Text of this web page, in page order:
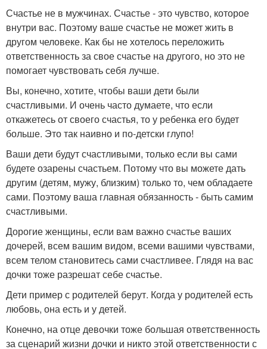
Счастье не в мужчинах. Счастье - это чувство, которое
внутри вас. Поэтому ваше счастье не может жить в
другом человеке. Как бы не хотелось переложить
ответственность за свое счастье на другого, но это не
помогает чувствовать себя лучше.
Вы, конечно, хотите, чтобы ваши дети были
счастливыми. И очень часто думаете, что если
откажетесь от своего счастья, то у ребенка его будет
больше. Это так наивно и по-детски глупо!
Ваши дети будут счастливыми, только если вы сами
будете озарены счастьем. Потому что вы можете дать
другим (детям, мужу, близким) только то, чем обладаете
сами. Поэтому ваша главная обязанность - быть самим
счастливыми.
Дорогие женщины, если вам важно счастье ваших
дочерей, всем вашим видом, всеми вашими чувствами,
всем телом становитесь сами счастливее. Глядя на вас
дочки тоже разрешат себе счастье.
Дети пример с родителей берут. Когда у родителей есть
любовь, она есть и у детей.
Конечно, на отце девочки тоже большая ответственность
за сценарий жизни дочки и никто этой ответственности с